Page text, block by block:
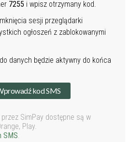
7255 i wpisz otrzymany kod.
sesji przeglądarki
ogłoszeń z zablokowanymi
danych będzie aktywny do końca
kod SMS
przez SimPay dostępne są w
Play.
SMS.